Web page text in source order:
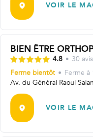
VOIR LE
BIEN ÊTRE
4.8 • 30 avis
Ferme bientôt • Ferme à
Av. du Général Raoul
VOIR LE